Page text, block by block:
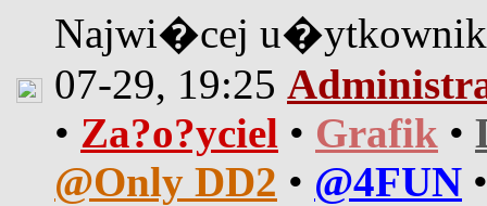
Najwi�cej
07-29, 19:25
• Za?o?yciel • Grafik •
@Only DD2 • @4FUN